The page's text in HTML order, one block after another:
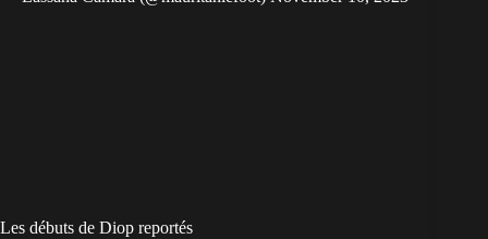
Les débuts de Diop reportés